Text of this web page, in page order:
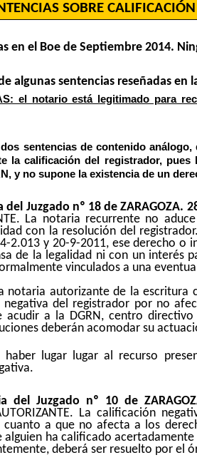
SOBRE
en el Boe de Septiembre 2014.
algunas sentencias reseñadas en
el notario está legitimado para
sentencias de contenido
la calificación del registrador, pues
y no supone la existencia de un
del Juzgado nº 18 de ZARAGOZA.
. La notaria recurrente no
con la resolución del
2.013 y 20-9-2011, ese derecho o
de la legalidad ni con un interés
vinculados a una
notaria autorizante de la escritura
negativa del registrador por no
acudir a la DGRN, centro
deberán acomodar su
haber lugar lugar al recurso
del Juzgado nº 10 de
La calificación
cuanto a que no afecta a los
alguien ha calificado
deberá ser resuelto por el